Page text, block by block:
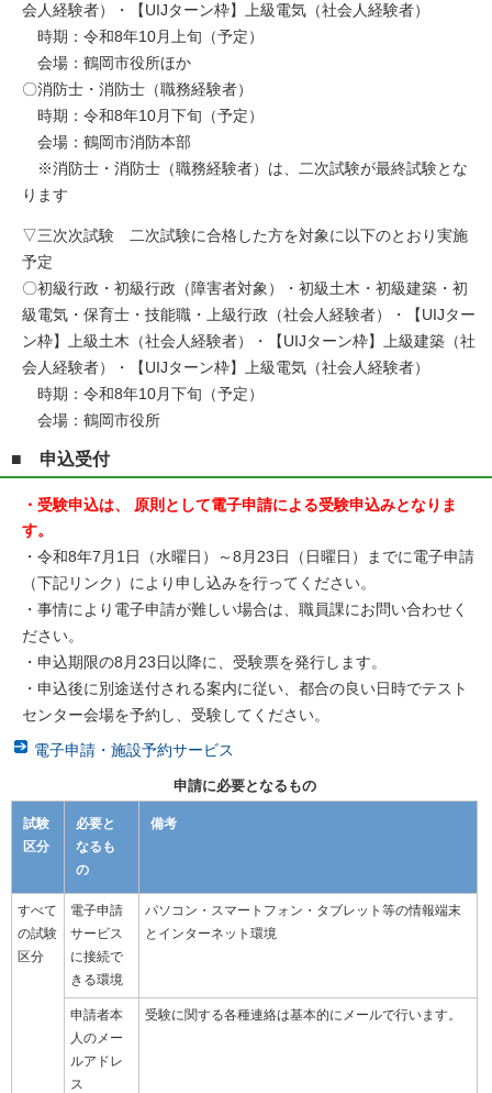
会人経験者）・【UIJターン枠】上級電気（社会人経験者）
時期：令和8年10月上旬（予定）
会場：鶴岡市役所ほか
〇消防士・消防士（職務経験者）
時期：令和8年10月下旬（予定）
会場：鶴岡市消防本部
※消防士・消防士（職務経験者）は、二次試験が最終試験とな
ります
▽三次次試験 二次試験に合格した方を対象に以下のとおり実施
予定
〇初級行政・初級行政（障害者対象）・初級土木・初級建築・初
級電気・保育士・技能職・上級行政（社会人経験者）・【UIJター
ン枠】上級土木（社会人経験者）・【UIJターン枠】上級建築（社
会人経験者）・【UIJターン枠】上級電気（社会人経験者）
時期：令和8年10月下旬（予定）
会場：鶴岡市役所
■ 申込受付
・受験申込は、 原則として電子申請による受験申込みとなりま
す。
・令和8年7月1日（水曜日）～8月23日（日曜日）までに電子申請
（下記リンク）により申し込みを行ってください。
・事情により電子申請が難しい場合は、職員課にお問い合わせく
ださい。
・申込期限の8月23日以降に、受験票を発行します。
・申込後に別途送付される案内に従い、都合の良い日時でテスト
センター会場を予約し、受験してください。
電子申請・施設予約サービス
申請に必要となるもの
試験
区分
必要と
なるも
の
備考
すべて
の試験
区分
電子申請
サービス
に接続で
きる環境
パソコン・スマートフォン・タブレット等の情報端末
とインターネット環境
申請者本
人のメー
ルアドレ
ス
受験に関する各種連絡は基本的にメールで行います。